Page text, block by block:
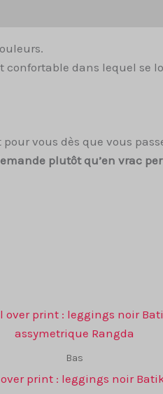
confortable dans lequel
vous dès que vous
plutôt qu’en vrac
Bas
print : leggings noir